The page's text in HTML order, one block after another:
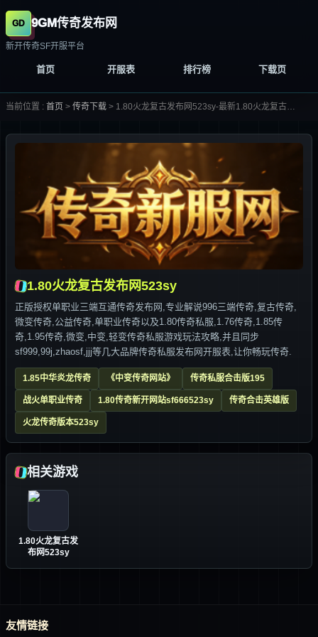
9GM传奇发布网
新开传奇SF开服平台
首页 开服表 排行榜 下载页
当前位置 : 首页 > 传奇下载 > 1.80火龙复古发布网523sy-最新1.80火龙复古发布网523sy合集大全-
1.80火龙复古发布网523sy
正版授权单职业三端互通传奇发布网,专业解说996三端传奇,复古传奇,
微变传奇,公益传奇,单职业传奇以及1.80传奇私服,1.76传奇,1.85传
奇,1.95传奇,微变,中变,轻变传奇私服游戏玩法攻略,并且同步
sf999,99j,zhaosf,jjj等几大品牌传奇私服发布网开服表,让你畅玩传奇.
1.85中华炎龙传奇 《中变传奇网站》 传奇私服合击版195
战火单职业传奇 1.80传奇新开网站sf666523sy 传奇合击英雄版
火龙传奇版本523sy
相关游戏
1.80火龙复古发
布网523sy
友情链接